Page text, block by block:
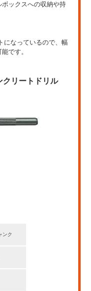
ックスへの収納や持
になっているので、幅
です。
リートドリル
ンク